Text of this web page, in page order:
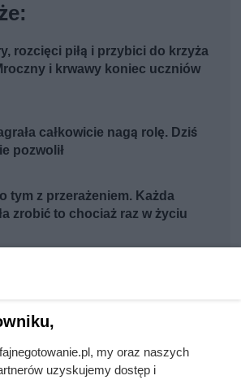
rozcięci piłą i przybici do krzyża
i krwawy koniec uczniów
całkowicie nagą rolę. Dziś
pozwolił
tym z przerażeniem. Każda
zrobić to chociaż raz w życiu
prawda o cenie, jaką
przypadek żołnierza z Polski
my oraz naszych
uzyskujemy dostęp i